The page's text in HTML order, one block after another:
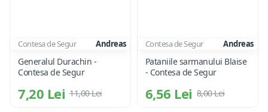
Contesa de Segur Andreas
Generalul Durachin -
Contesa de Segur
7,20 Lei 11,00 Lei
Contesa de Segur Andreas
Pataniile sarmanului Blaise
- Contesa de Segur
6,56 Lei 8,00 Lei